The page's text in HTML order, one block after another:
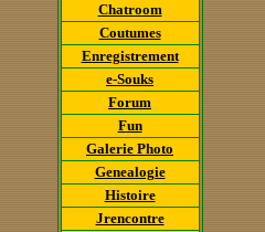
Chatroom
Coutumes
Enregistrement
e-Souks
Forum
Fun
Galerie Photo
Genealogie
Histoire
Jrencontre